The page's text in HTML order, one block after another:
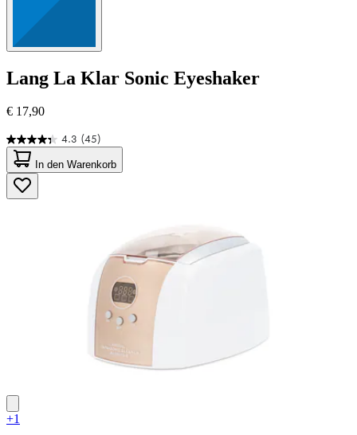
Lang La Klar Sonic Eyeshaker
€ 17,90
4.3 (45)
4.3
von
5
Sternen.
45
In den Warenkorb
+1